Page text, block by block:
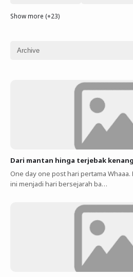
Show more (+23)
Dari mantan hinga terjebak
One day one post hari pertama
ini menjadi hari bersejarah ba…